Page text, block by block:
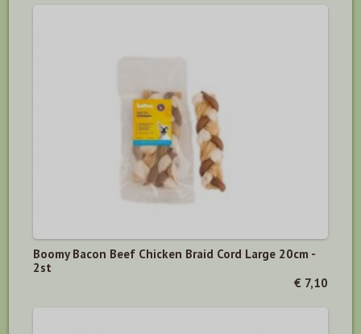
Boomy Bacon Beef Chicken Braid Cord Large 20cm -
2st
€ 7,10